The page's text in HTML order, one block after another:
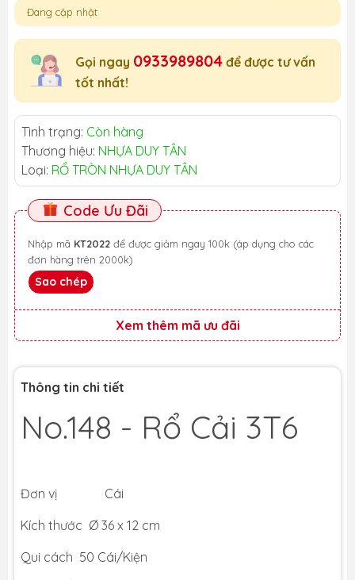
Đang cập nhật
Gọi ngay 0933989804 để được tư vấn
tốt nhất!
Tình trạng: Còn hàng
Thương hiệu: NHỰA DUY TÂN
Loại: RỔ TRÒN NHỰA DUY TÂN
Code Ưu Đãi
Nhập mã KT2022
đơn hàng trên 2000k)
Sao chép
Xem thêm mã ưu đãi
Thông tin chi tiết
No.148 - Rổ Cải 3T6
Đơn vị Cái
Kích thước Ø 36 x 12 cm
Qui cách 50 Cái/Kiện